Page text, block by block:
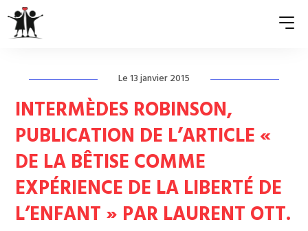
QUI SOMMES-NOUS ?
ASSOCIATIONS MEMBRES
NOS ACTIONS
S’ENGAGER
ACTUALITÉS
Le 13 janvier 2015
INTERMÈDES ROBINSON,
PUBLICATION DE L’ARTICLE «
DE LA BÊTISE COMME
EXPÉRIENCE DE LA LIBERTÉ DE
L’ENFANT » PAR LAURENT OTT.